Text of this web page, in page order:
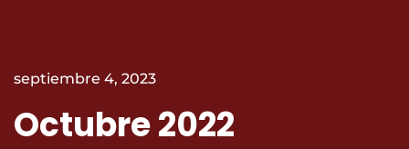
septiembre 4, 2023
Octubre 2022